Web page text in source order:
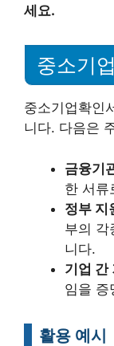
세요.
중소기
중소기업확인
니다. 다음은
금융기
한 서류
정부 지
부의 각
니다.
기업 간
임을 증
활용 예시